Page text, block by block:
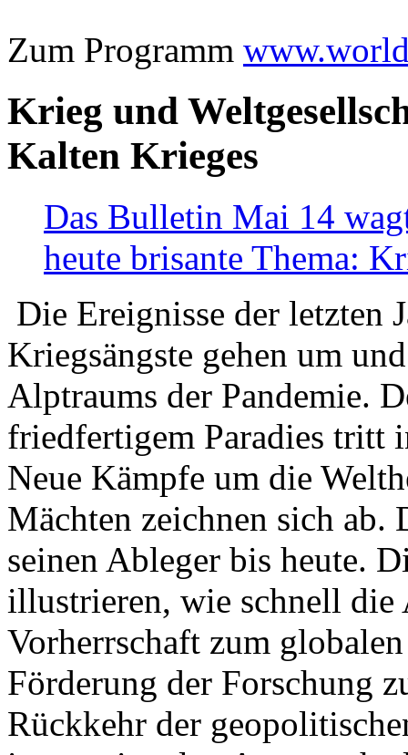
Zum Programm
Krieg und
Kalten Krieges
Das Bulletin Mai 14
heute brisante Thema:
Die Ereignisse der letzten
Kriegsängste gehen um
Alptraums der Pandemie.
friedfertigem Paradies tritt
Neue Kämpfe um die
Mächten zeichnen sich
seinen Ableger bis heute.
illustrieren, wie schnell die
Vorherrschaft zum
Förderung der Forschung
Rückkehr der